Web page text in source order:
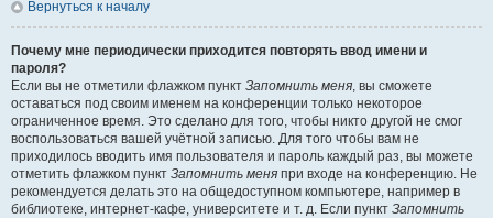
Вернуться к началу
Почему мне периодически приходится повторять ввод имени и
пароля?
Если вы не отметили флажком пункт Запомнить меня, вы сможете
оставаться под своим именем на конференции только некоторое
ограниченное время. Это сделано для того, чтобы никто другой не смог
воспользоваться вашей учётной записью. Для того чтобы вам не
приходилось вводить имя пользователя и пароль каждый раз, вы можете
отметить флажком пункт Запомнить меня при входе на конференцию. Не
рекомендуется делать это на общедоступном компьютере, например в
библиотеке, интернет-кафе, университете и т. д. Если пункт Запомнить